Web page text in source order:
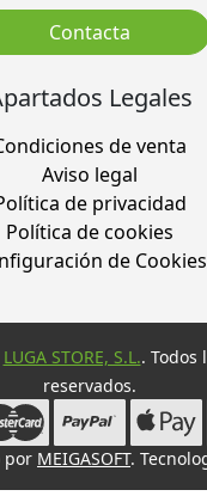
Contacta
Legales
de venta
Aviso legal
de privacidad
Política de cookies
de Cookies
LUGA STORE, S.L.. Todos
reservados.
por MEIGASOFT.